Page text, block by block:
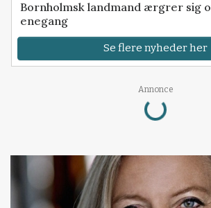
Bornholmsk landmand ærgrer sig
enegang
Se flere nyheder her
Annonce
Loading...